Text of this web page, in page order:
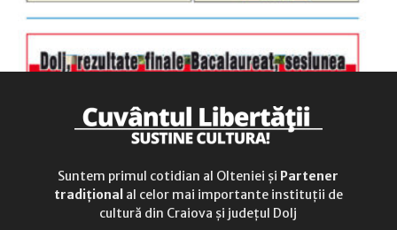
Suntem primul cotidian al Olteniei și Partener
tradițional al celor mai importante instituții de
cultură din Craiova și județul Dolj